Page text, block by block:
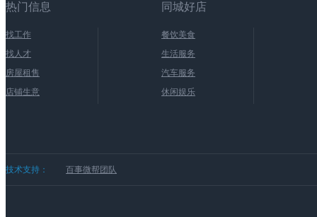
热门信息
找工作
找人才
房屋租售
店铺生意
同城好店
餐饮美食
生活服务
汽车服务
休闲娱乐
技术支持： 百事微帮团队